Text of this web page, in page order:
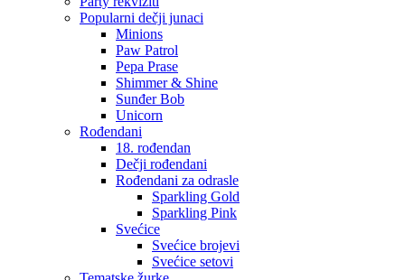
Popularni dečji junaci
Minions
Paw Patrol
Pepa Prase
Shimmer & Shine
Sunđer Bob
Unicorn
Rođendani
18. rođendan
Dečji rođendani
Rođendani za odrasle
Sparkling Gold
Sparkling Pink
Svećice
Svećice brojevi
Svećice setovi